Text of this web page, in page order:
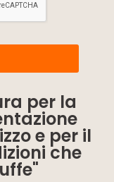
per la
e per il
che